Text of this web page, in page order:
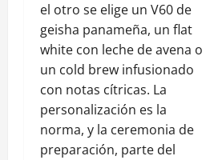
el otro se elige un V60 de
geisha panameña, un flat
white con leche de avena o
un cold brew infusionado
con notas cítricas. La
personalización es la
norma, y la ceremonia de
preparación, parte del